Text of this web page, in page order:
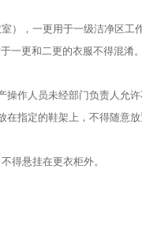
），一更用于一级洁净区
一更和二更的衣服不得混淆。
作人员未经部门负责人允许
指定的鞋架上，不得随意放
得悬挂在更衣柜外。